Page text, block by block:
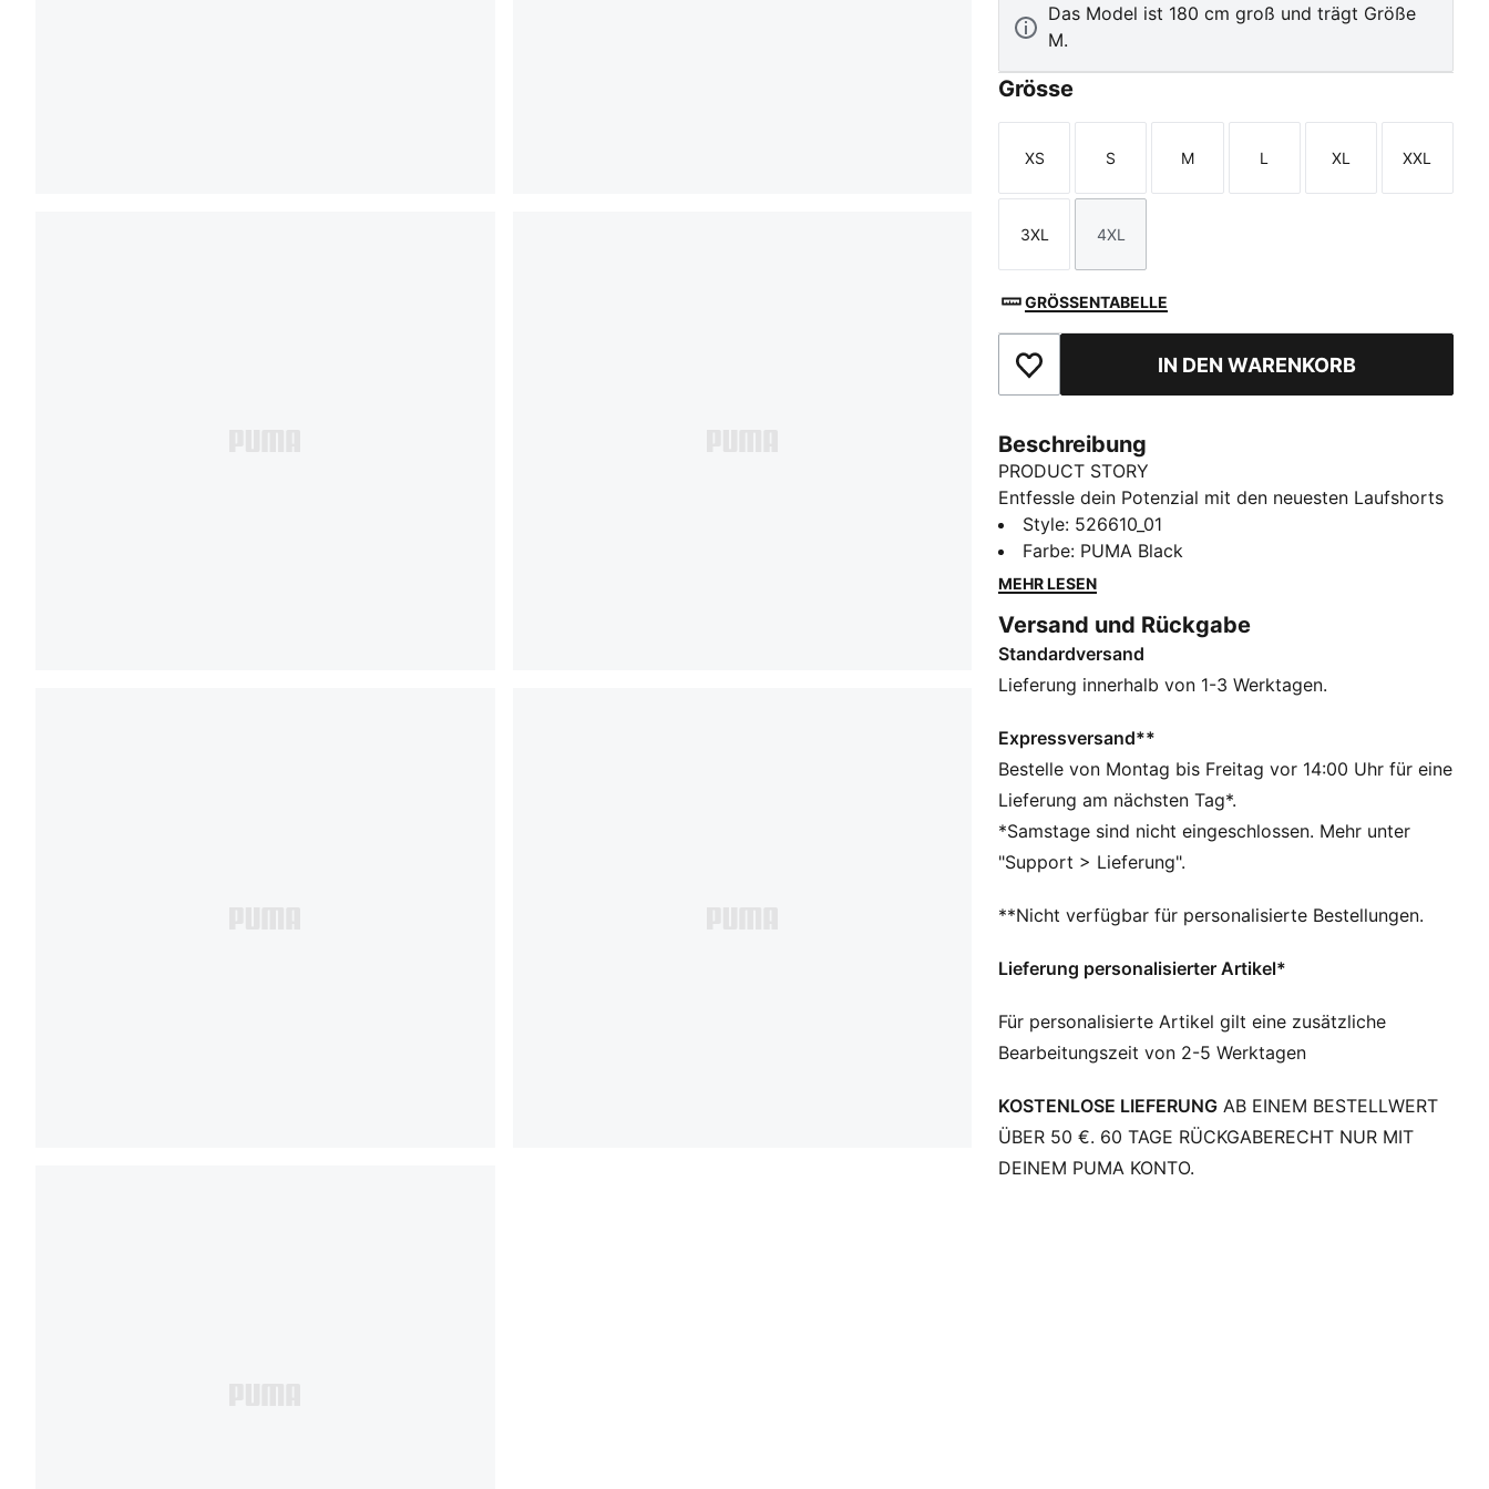
Das Model ist 180 cm groß und trägt Größe
M.
Grösse
Größe
XS
Größe
S
Größe
M
Größe
L
Größe
XL
Größe
XXL
Größe
3XL
Größe
4XL
GRÖSSENTABELLE
Zu Favoriten hinzufügenIN DEN WARENKORB
Beschreibung
PRODUCT STORY
Entfessle dein Potenzial mit den neuesten Laufshorts
von PUMA. Mit ergonomischer Schnittführung für
mehr Bewegungsfreiheit, dryCELL Technologie, die
dich trocken hält, und praktischem Stauraum. Genau
mit Style und Selbstvertrauen meistern wollen.
FEATURES + VORTEILE
Hergestellt aus mindestens 90 % recycelten
dryCELL: Performance-Technologie, die Feuchtigkeit
vom Körper ableitet und dafür sorgt, dass du beim
Training schweißfrei bleibst
DETAILS
Regular Fit
Hoher Bund
Ergonomischer Schnitt
Style: 526610_01
Farbe: PUMA Black
MEHR LESEN
Versand und Rückgabe
Standardversand
Lieferung innerhalb von 1-3 Werktagen.
Expressversand**
Bestelle von Montag bis Freitag vor 14:00 Uhr für eine
Lieferung am nächsten Tag*.
*Samstage sind nicht eingeschlossen. Mehr unter
"Support > Lieferung".
**Nicht verfügbar für personalisierte Bestellungen.
Lieferung personalisierter Artikel*
Für personalisierte Artikel gilt eine zusätzliche
Bearbeitungszeit von 2-5 Werktagen
KOSTENLOSE LIEFERUNG AB EINEM BESTELLWERT
ÜBER 50 €. 60 TAGE RÜCKGABERECHT NUR MIT
DEINEM PUMA KONTO.